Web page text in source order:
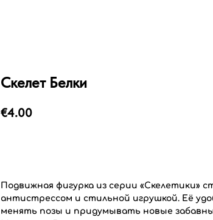
Скелет Белки
€4.00
Подвижная фигурка из серии «Скелетики»
антистрессом и стильной игрушкой. Её
менять позы и придумывать новые